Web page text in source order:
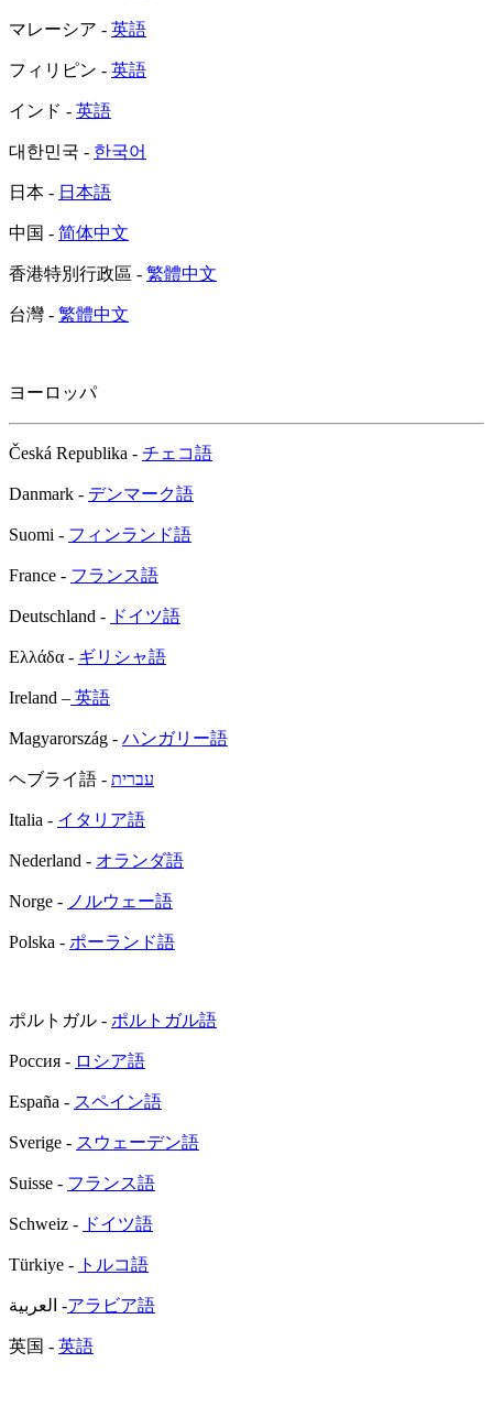
マレーシア - 英語
フィリピン - 英語
インド - 英語
대한민국 - 한국어
日本 - 日本語
中国 - 简体中文
香港特別行政區 - 繁體中文
台灣 - 繁體中文
ヨーロッパ
Česká Republika - チェコ語
Danmark - デンマーク語
Suomi - フィンランド語
France - フランス語
Deutschland - ドイツ語
Ελλάδα - ギリシャ語
Ireland – 英語
Magyarország - ハンガリー語
ヘブライ語 - עברית
Italia - イタリア語
Nederland - オランダ語
Norge - ノルウェー語
Polska - ポーランド語
ポルトガル - ポルトガル語
Россия - ロシア語
España - スペイン語
Sverige - スウェーデン語
Suisse - フランス語
Schweiz - ドイツ語
Türkiye - トルコ語
العربية -アラビア語
英国 - 英語